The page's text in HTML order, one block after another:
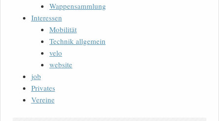
Wappensammlung
Interessen
Mobilität
Technik allgemein
velo
website
job
Privates
Vereine